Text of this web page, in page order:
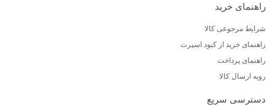
راهنمای خرید
شرایط مرجوعی کالا
راهنمای خرید از کبود اسپرت
راهنمای پرداخت
رویه ارسال کالا
دسترسی سریع